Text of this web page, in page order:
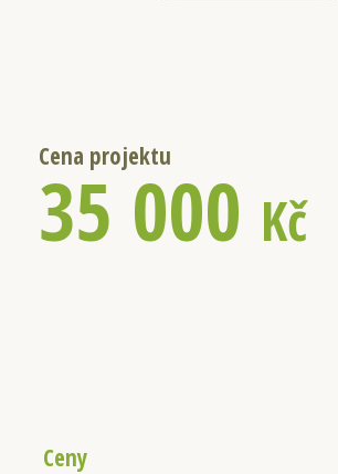
Cena projektu
35 000 Kč
Ceny